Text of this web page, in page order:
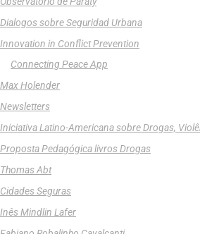
Dialogos sobre Seguridad Urbana
Innovation in Conflict Prevention
Connecting Peace App
Max Holender
Newsletters
Iniciativa Latino-Americana sobre Drogas,
Proposta Pedagógica livros Drogas
Thomas Abt
Cidades Seguras
Inês Mindlin Lafer